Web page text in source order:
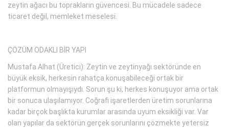
zeytin ağacı bu toprakların güvencesi. Bu mücadele sadece
ticaret değil, memleket meselesi.
ÇÖZÜM ODAKLI BİR YAPI
Mustafa Alhat (Üretici): Zeytin ve zeytinyağı sektöründe en
büyük eksik, herkesin rahatça konuşabileceği ortak bir
platformun olmayışıydı. Sorun şu ki, herkes konuşuyor ama ortak
bir sonuca ulaşılamıyor. Coğrafi işaretlerden üretim sorunlarına
kadar birçok başlıkta kurumlar arasında uyum eksikliği var. Var
olan yapılar da sektörün gerçek sorunlarını çözmekte yetersiz